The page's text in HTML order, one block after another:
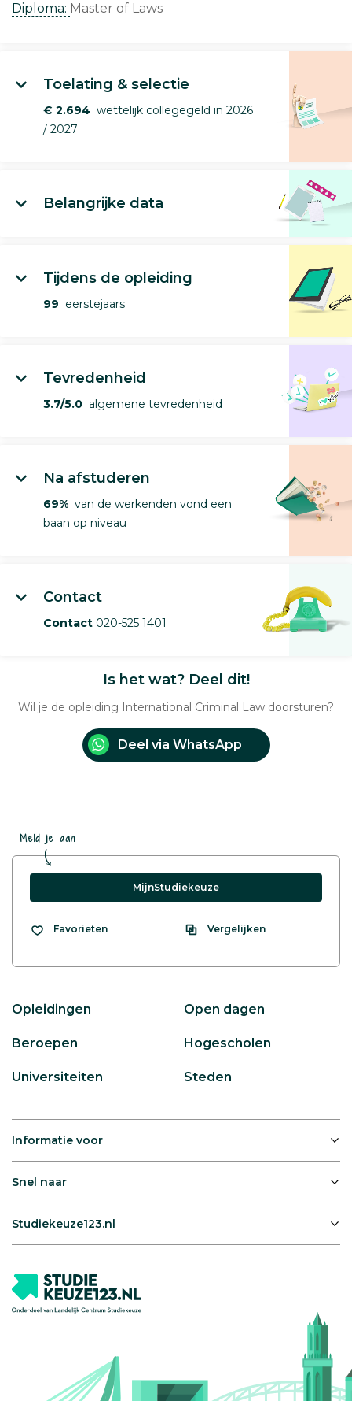
Diploma: Master of Laws
Toelating & selectie
€ 2.694 wettelijk collegegeld in 2026
/ 2027
Belangrijke data
Tijdens de opleiding
99 eerstejaars
Tevredenheid
3.7/5.0 algemene tevredenheid
Na afstuderen
69% van de werkenden vond een
baan op niveau
Contact
Contact 020-525 1401
Is het wat? Deel dit!
Wil je de opleiding International Criminal Law doorsturen?
Deel via WhatsApp
Meld je aan
MijnStudiekeuze
Favorieten Vergelijken
Opleidingen Open dagen
Beroepen Hogescholen
Universiteiten Steden
Informatie voor
Snel naar
Studiekeuze123.nl